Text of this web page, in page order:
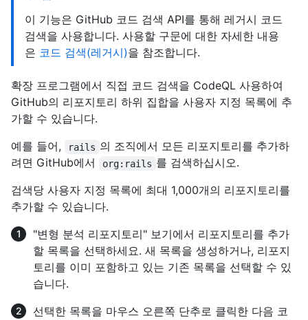
이 기능은 GitHub 코드 검색 API를 통해 레거시 코드
검색을 사용합니다. 사용할 구문에 대한 자세한 내용
은 코드 검색(레거시)을 참조합니다.
확장 프로그램에서 직접 코드 검색을 CodeQL 사용하여
GitHub의 리포지토리 하위 집합을 사용자 지정 목록에 추
가할 수 있습니다.
예를 들어,
rails 의 조직에서 모든 리포지토리를 추가하
려면 GitHub에서
org:rails 를 검색하십시오.
검색당 사용자 지정 목록에 최대 1,000개의 리포지토리를
추가할 수 있습니다.
"변형 분석 리포지토리" 보기에서 리포지토리를 추가
할 목록을 선택하세요. 새 목록을 생성하거나, 리포지
토리를 이미 포함하고 있는 기존 목록을 선택할 수 있
습니다.
선택한 목록을 마우스 오른쪽 단추로 클릭한 다음 코